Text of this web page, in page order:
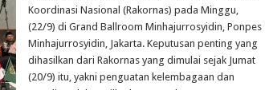
Koordinasi Nasional (Rakornas) pada Minggu,
(22/9) di Grand Ballroom Minhajurrosyidin, Ponpes
Minhajurrosyidin, Jakarta. Keputusan penting yang
dihasilkan dari Rakornas yang dimulai sejak Jumat
(20/9) itu, yakni penguatan kelembagaan dan